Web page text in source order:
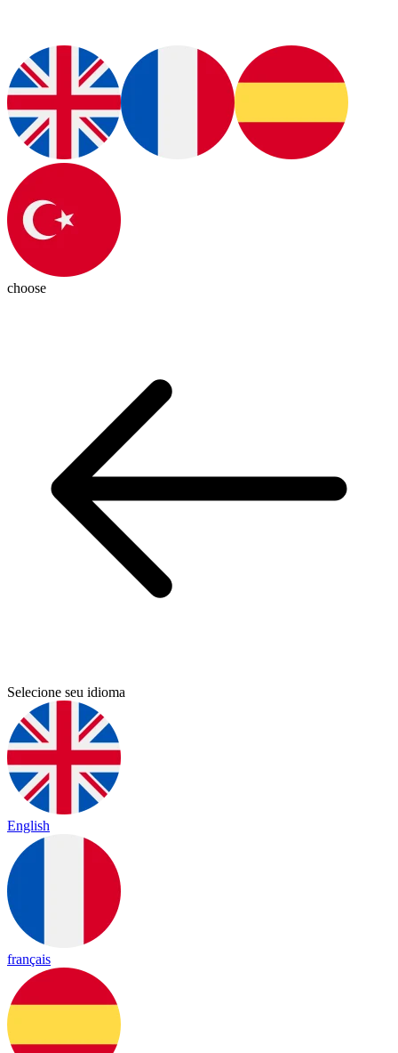
choose
Selecione seu idioma
English
français